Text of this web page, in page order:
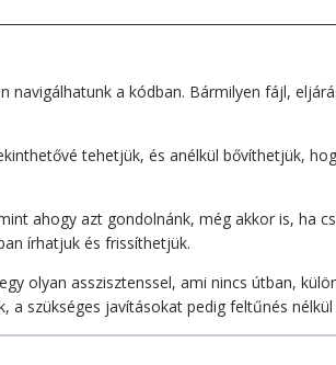
navigálhatunk a kódban. Bármilyen fájl,
tehetjük, és anélkül bővíthetjük,
ahogy azt gondolnánk, még akkor is, ha
írhatjuk és frissíthetjük.
olyan asszisztenssel, ami nincs útban,
szükséges javításokat pedig feltűnés nélkül